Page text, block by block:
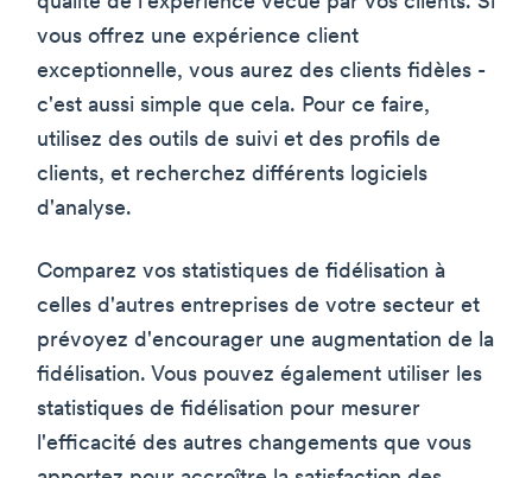
vous offrez une expérience client
exceptionnelle, vous aurez des clients fidèles -
c'est aussi simple que cela. Pour ce faire,
utilisez des outils de suivi et des profils de
clients, et recherchez différents logiciels
d'analyse.
Comparez vos statistiques de fidélisation à
celles d'autres entreprises de votre secteur et
prévoyez d'encourager une augmentation de la
fidélisation. Vous pouvez également utiliser les
statistiques de fidélisation pour mesurer
l'efficacité des autres changements que vous